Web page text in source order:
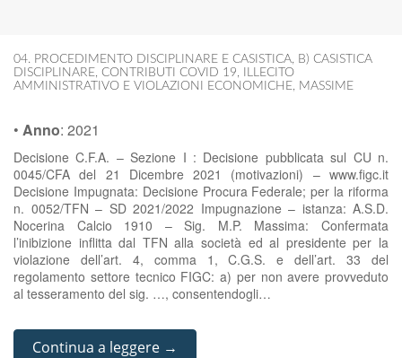
04. PROCEDIMENTO DISCIPLINARE E CASISTICA, B) CASISTICA
DISCIPLINARE, CONTRIBUTI COVID 19,
ILLECITO
AMMINISTRATIVO E VIOLAZIONI ECONOMICHE, MASSIME
• Anno: 2021
Decisione C.F.A. – Sezione I : Decisione pubblicata sul CU n.
0045/CFA del 21 Dicembre 2021 (motivazioni) – www.figc.it
Decisione Impugnata: Decisione Procura Federale; per la riforma
n. 0052/TFN – SD 2021/2022 Impugnazione – istanza: A.S.D.
Nocerina Calcio 1910 – Sig. M.P. Massima: Confermata
l’inibizione inflitta dal TFN alla società ed al presidente per la
violazione dell’art. 4, comma 1, C.G.S. e dell’art. 33 del
regolamento settore tecnico FIGC: a) per non avere provveduto
al tesseramento del sig. …, consentendogli…
Continua a leggere →